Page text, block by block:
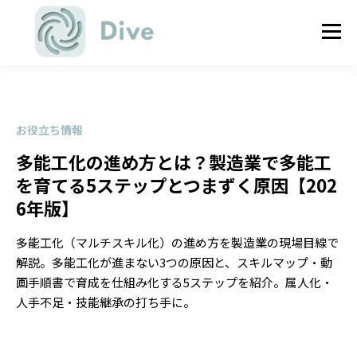
お役立ち情報
多能工化の進め方とは？製造業で多能工
を育てる5ステップとつまずく原因【202
6年版】
多能工化（マルチスキル化）の進め方を製造業の現場目線で
解説。多能工化が進まない3つの原因と、スキルマップ・動
画手順書で育成を仕組み化する5ステップを紹介。属人化・
人手不足・技能継承の打ち手に。